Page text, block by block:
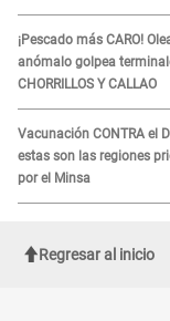
¡Pescado más CARO!
anómalo golpea
CHORRILLOS Y CALLAO
Vacunación CONTRA el
estas son las regiones
por el Minsa
Regresar al inicio